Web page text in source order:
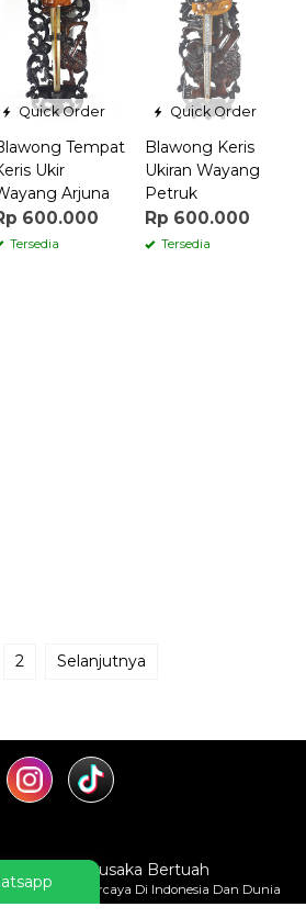
Quick Order
Tempat
Ukir
Arjuna
600.000
Tersedia
Quick Order
Blawong Keris
Ukiran Wayang
Petruk
Rp 600.000
Tersedia
2 Selanjutnya
- Keris Pusaka Bertuah
Tosan Aji Terpercaya Di Indonesia Dan Dunia